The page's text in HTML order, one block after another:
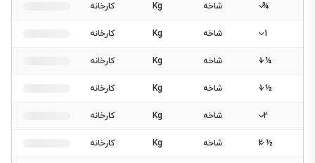
¾ شاخه Kg کارخانه
1 شاخه Kg کارخانه
¼ 1 شاخه Kg کارخانه
½ 1 شاخه Kg کارخانه
2 شاخه Kg کارخانه
½ 2 شاخه Kg کارخانه